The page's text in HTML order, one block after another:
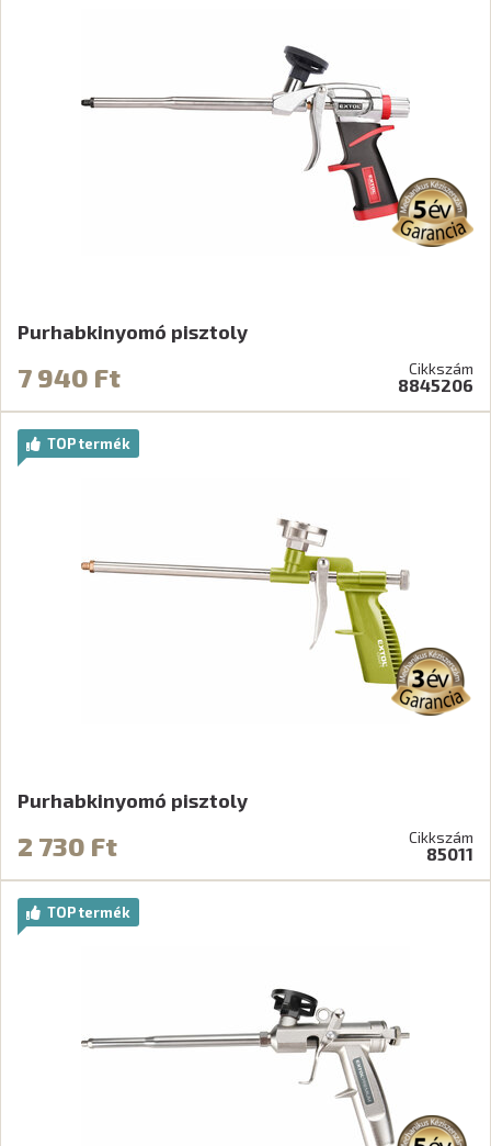
Purhabkinyomó pisztoly
7 940 Ft Cikkszám
8845206
TOP termék
Purhabkinyomó pisztoly
2 730 Ft Cikkszám
85011
TOP termék